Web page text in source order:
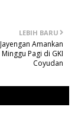
LEBIH BARU
Amankan
Pagi di GKI
Coyudan